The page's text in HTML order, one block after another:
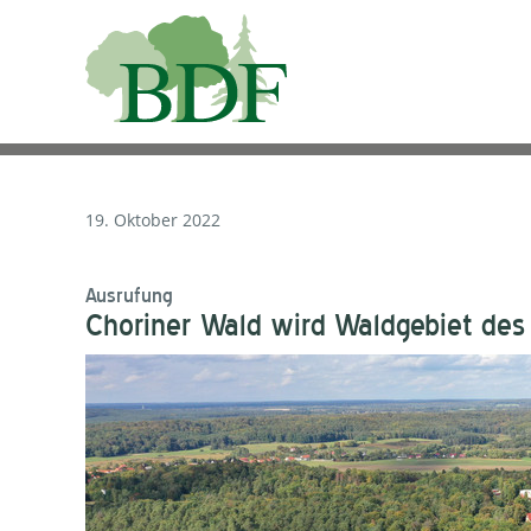
19. Oktober 2022
Ausrufung
Choriner Wald wird Waldgebiet des